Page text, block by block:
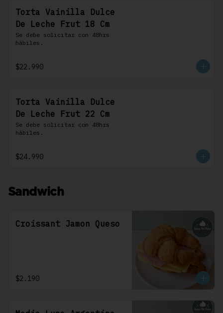
Torta Vainilla Dulce
De Leche Frut 18 Cm
Se debe solicitar con 48hrs
hábiles.
$22.990
Torta Vainilla Dulce
De Leche Frut 22 Cm
Se debe solicitar con 48hrs
hábiles.
$24.990
Sandwich
Croissant Jamon Queso
$2.190